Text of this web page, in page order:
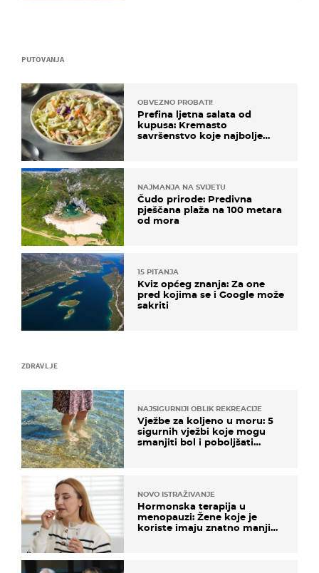
ZDRAVLJE
NAJSIGURNIJI OBLIK REKREACIJE
Vježbe za koljeno u moru: 5
sigurnih vježbi koje mogu
smanjiti bol i poboljšati
NOVO ISTRAŽIVANJE
Hormonska terapija u
menopauzi: Žene koje je
koriste imaju znatno manji
PUTOVANJA
OBVEZNO PROBATI!
Prefina ljetna salata od
kupusa: Kremasto
savršenstvo koje najbolje
NAJMANJA NA SVIJETU
Čudo prirode: Predivna
pješčana plaža na 100 metara
od mora
15 PITANJA
Kviz općeg znanja: Za one
pred kojima se i Google može
sakriti